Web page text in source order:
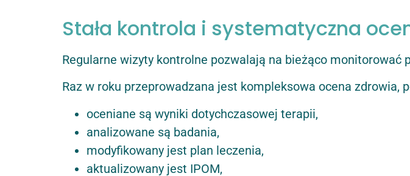
Stała kontrola i systematyczna
Regularne wizyty kontrolne pozwalają na bieżąco monitorować
Raz w roku przeprowadzana jest kompleksowa ocena zdrowia,
oceniane są wyniki dotychczasowej terapii,
analizowane są badania,
modyfikowany jest plan leczenia,
aktualizowany jest IPOM,